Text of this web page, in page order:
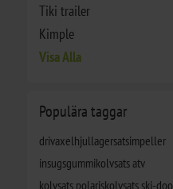
Tiki trailer
Kimple
Visa Alla
Populära taggar
drivaxelhjullagersatsimpeller
insugsgummikolvsats atv
kolvsats polariskolvsats ski-doo